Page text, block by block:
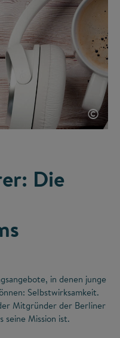
©
Die
in denen junge
Selbstwirksamkeit.
Mitgründer der Berliner
seine Mission ist.